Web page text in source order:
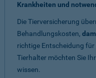
Krankheiten und
Die Tierversicherung
Behandlungskosten,
richtige Entscheidung
Tierhalter möchten Sie
wissen.